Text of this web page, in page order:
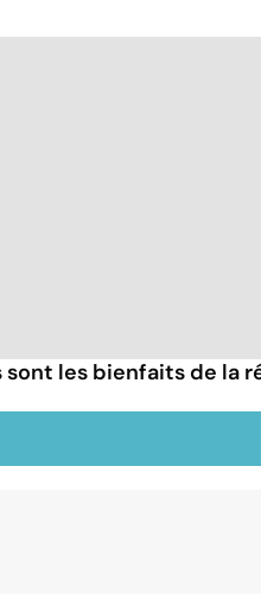
sont les bienfaits de la